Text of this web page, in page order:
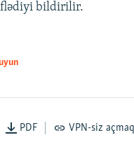
bildirilir.
PDF VPN-siz açmaq